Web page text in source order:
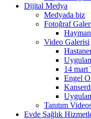
Dijital Medya
Medyada biz
Fotoğraf
Video Galerisi
14 mart
Engel
Tanıtım
Evde Sağlık